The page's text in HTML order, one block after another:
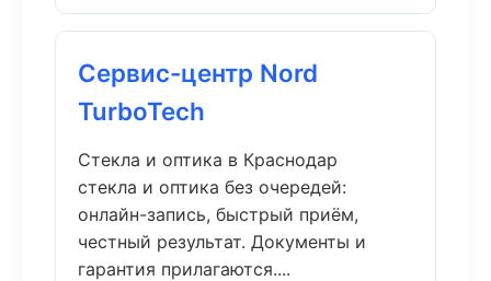
Сервис-центр Nord
TurboTech
Стекла и оптика в Краснодар
стекла и оптика без очередей:
онлайн-запись, быстрый приём,
честный результат. Документы и
гарантия прилагаются....